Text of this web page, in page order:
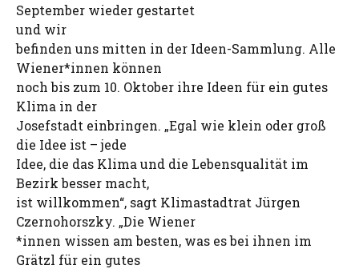
September wieder gestartet
und wir
befinden uns mitten in der Ideen-Sammlung. Alle
Wiener*innen können
noch bis zum 10. Oktober ihre Ideen für ein gutes
Klima in der
Josefstadt einbringen. „Egal wie klein oder groß
die Idee ist – jede
Idee, die das Klima und die Lebensqualität im
Bezirk besser macht,
ist willkommen“, sagt Klimastadtrat Jürgen
Czernohorszky. „Die Wiener
*innen wissen am besten, was es bei ihnen im
Grätzl für ein gutes